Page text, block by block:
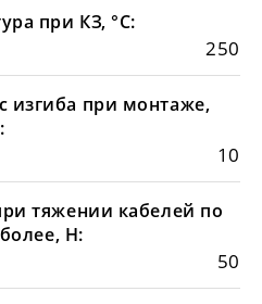
при КЗ, °С:
250
при монтаже,
10
тяжении кабелей по
Н:
50